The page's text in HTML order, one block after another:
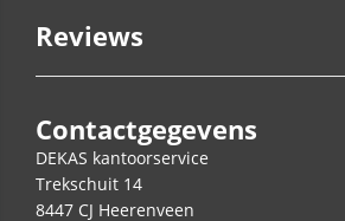
Reviews
Contactgegevens
DEKAS kantoorservice
Trekschuit 14
8447 CJ Heerenveen